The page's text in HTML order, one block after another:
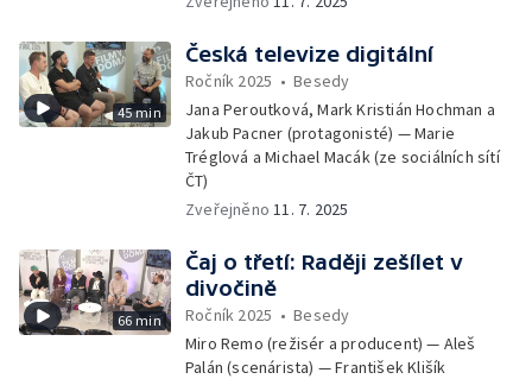
45 min
Česká televize digitální
Ročník 2025 •Besedy
Jana Peroutková, Mark Kristián Hochman a
Jakub Pacner (protagonisté) — Marie
Tréglová a Michael Macák (ze sociálních sítí
ČT)
Zveřejněno11. 7. 2025
66 min
Čaj o třetí: Raději zešílet v
divočině
Ročník 2025 •Besedy
Miro Remo (režisér a producent) — Aleš
Palán (scenárista) — František Klišík